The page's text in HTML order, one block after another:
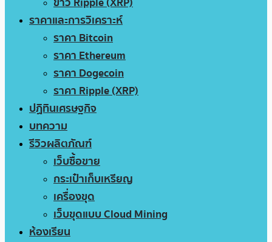
ราคาและการวิเคราะห์
ราคา Bitcoin
ราคา Ethereum
ราคา Dogecoin
ราคา Ripple (XRP)
ปฏิทินเศรษฐกิจ
บทความ
รีวิวผลิตภัณฑ์
เว็บซื้อขาย
กระเป๋าเก็บเหรียญ
เครื่องขุด
เว็บขุดแบบ Cloud Mining
ห้องเรียน